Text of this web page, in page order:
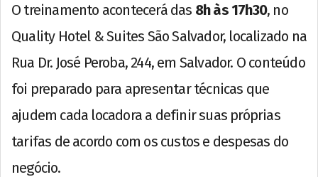
O treinamento acontecerá das 8h às 17h30, no
Quality Hotel & Suites São Salvador, localizado na
Rua Dr. José Peroba, 244, em Salvador. O conteúdo
foi preparado para apresentar técnicas que
ajudem cada locadora a definir suas próprias
tarifas de acordo com os custos e despesas do
negócio.